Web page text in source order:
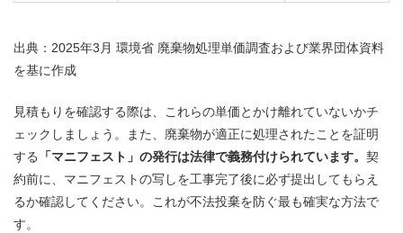
出典：2025年3月 環境省 廃棄物処理単価調査および業界団体資料
を基に作成
見積もりを確認する際は、これらの単価とかけ離れていないかチ
ェックしましょう。また、廃棄物が適正に処理されたことを証明
する
「マニフェスト」の発行は法律で義務付けられています。 契
約前に、マニフェストの写しを工事完了後に必ず提出してもらえ
るか確認してください。これが不法投棄を防ぐ最も確実な方法で
す。